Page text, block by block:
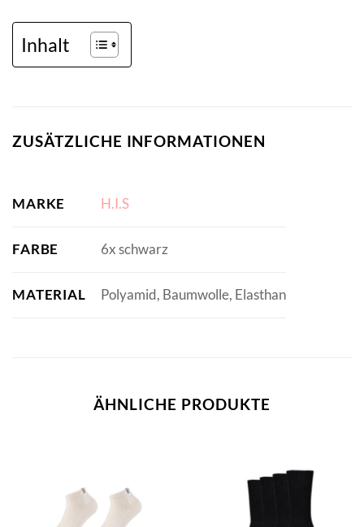
Inhalt
ZUSÄTZLICHE INFORMATIONEN
MARKE H.I.S
FARBE 6x schwarz
MATERIAL Polyamid, Baumwolle, Elasthan
ÄHNLICHE PRODUKTE